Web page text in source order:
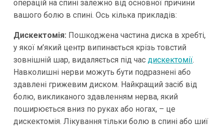
операцій на спині залежно від основної причини
вашого болю в спині. Ось кілька прикладів:
Дискектомія: Пошкоджена частина диска в хребті,
у якої м’який центр випинається крізь товстий
зовнішній шар, видаляється під час дискектомії.
Навколишні нерви можуть бути подразнені або
здавлені грижевим диском. Найкращий засіб від
болю, викликаного здавленням нерва, який
поширюється вниз по руках або ногах, – це
дискектомія. Лікування тільки болю в спині або шиї